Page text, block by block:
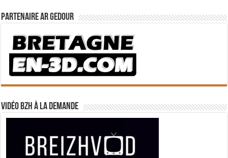
Partenaire Ar Gedour
Vidéo BZH à la demande